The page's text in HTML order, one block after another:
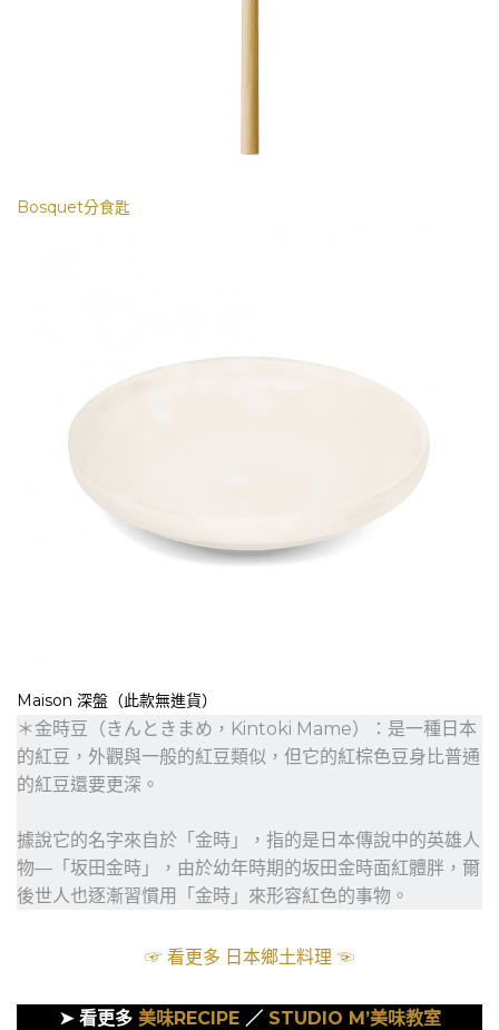
Bosquet分食匙
Maison 深盤（此款無進貨）
＊金時豆（きんときまめ，Kintoki Mame）：是一種日本
的紅豆，外觀與一般的紅豆類似，但它的紅棕色豆身比普通
的紅豆還要更深。
據說它的名字來自於「金時」，指的是日本傳說中的英雄人
物—「坂田金時」，由於幼年時期的坂田金時面紅體胖，爾
後世人也逐漸習慣用「金時」來形容紅色的事物。
☞ 看更多 日本鄉土料理 ☜
➤ 看更多 美味RECIPE ／ STUDIO M’美味教室